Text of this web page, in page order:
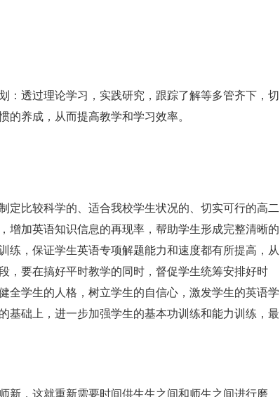
透过理论学习，实践研究，跟踪了解等多管齐下，切
的养成，从而提高教学和学习效率。
比较科学的、适合我校学生状况的、切实可行的高二
增加英语知识信息的再现率，帮助学生形成完整清晰的
练，保证学生英语专项解题能力和速度都有所提高，从
，要在搞好平时教学的同时，督促学生统筹安排好时
全学生的人格，树立学生的自信心，激发学生的英语学
基础上，进一步加强学生的基本功训练和能力训练，最
，这就重新需要时间供生生之间和师生之间进行磨